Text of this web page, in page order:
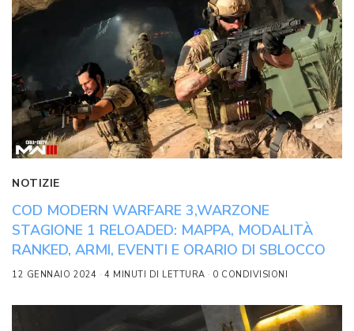
NOTIZIE
COD MODERN WARFARE 3,WARZONE
STAGIONE 1 RELOADED: MAPPA, MODALITÀ
RANKED, ARMI, EVENTI E ORARIO DI SBLOCCO
12 GENNAIO 2024 4 MINUTI DI LETTURA 0 CONDIVISIONI